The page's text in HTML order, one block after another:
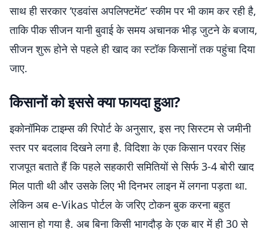
साथ ही सरकार ‘एडवांस अपलिफ्टमेंट’ स्कीम पर भी काम कर रही है,
ताकि पीक सीजन यानी बुवाई के समय अचानक भीड़ जुटने के बजाय,
सीजन शुरू होने से पहले ही खाद का स्टॉक किसानों तक पहुंचा दिया
जाए.
किसानों को इससे क्या फायदा हुआ?
इकोनॉमिक टाइम्स की रिपोर्ट के अनुसार, इस नए सिस्टम से जमीनी
स्तर पर बदलाव दिखने लगा है. विदिशा के एक किसान परवर सिंह
राजपूत बताते हैं कि पहले सहकारी समितियों से सिर्फ 3-4 बोरी खाद
मिल पाती थी और उसके लिए भी दिनभर लाइन में लगना पड़ता था.
लेकिन अब e-Vikas पोर्टल के जरिए टोकन बुक करना बहुत
आसान हो गया है. अब बिना किसी भागदौड़ के एक बार में ही 30 से